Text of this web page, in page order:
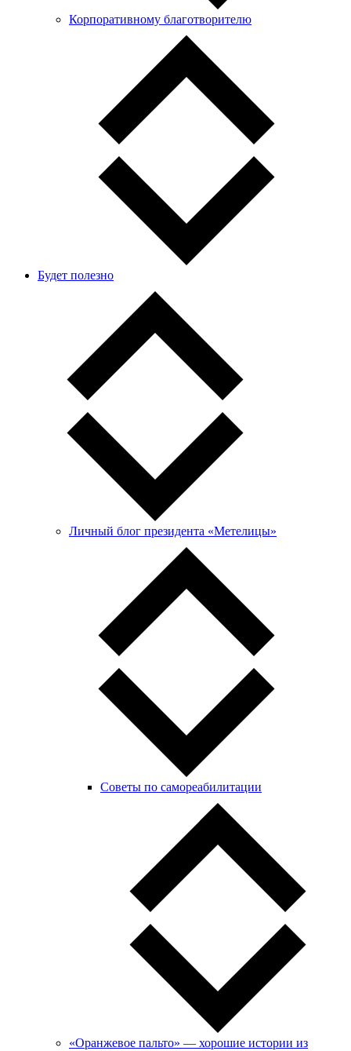
Корпоративному благотворителю
Будет полезно
Личный блог президента «Метелицы»
Советы по самореабилитации
«Оранжевое пальто» — хорошие истории из